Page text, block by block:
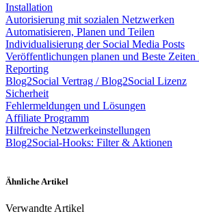
Installation
Autorisierung mit sozialen Netzwerken
Automatisieren, Planen und Teilen
Individualisierung der Social Media Posts
Veröffentlichungen planen und Beste Zeiten
Reporting
Blog2Social Vertrag / Blog2Social Lizenz
Sicherheit
Fehlermeldungen und Lösungen
Affiliate Programm
Hilfreiche Netzwerkeinstellungen
Blog2Social-Hooks: Filter & Aktionen
Ähnliche Artikel
Verwandte Artikel